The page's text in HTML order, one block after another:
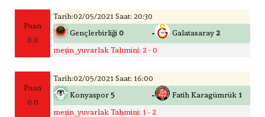
Puan
0.0
Tarih:02/05/2021 Saat: 20:30
Gençlerbirliği 0 - Galatasaray 2
meşin_yuvarlak Tahmini: 2 - 0
Puan
0.0
Tarih:02/05/2021 Saat: 16:00
Konyaspor 5 - Fatih Karagümrük 1
meşin_yuvarlak Tahmini: 1 - 2